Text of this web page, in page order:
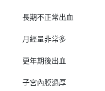
長期不正常出血
月經量非常多
更年期後出血
子宮內膜過厚